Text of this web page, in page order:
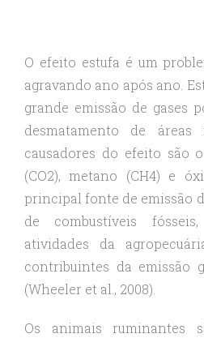
O efeito estufa é um
agravando ano após ano.
grande emissão de gases
desmatamento de áreas
causadores do efeito são
(CO2), metano (CH4) e
principal fonte de emissão
de combustíveis
atividades da
contribuintes da emissão
(Wheeler et al., 2008).
Os animais ruminantes